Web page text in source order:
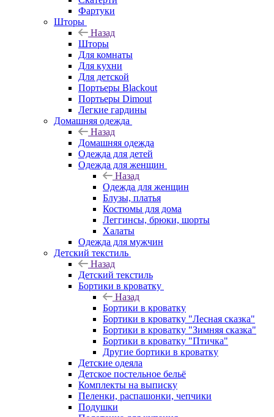
Фартуки
Шторы
Назад
Шторы
Для комнаты
Для кухни
Для детской
Портьеры Blackout
Портьеры Dimout
Легкие гардины
Домашняя одежда
Назад
Домашняя одежда
Одежда для детей
Одежда для женщин
Назад
Одежда для женщин
Блузы, платья
Костюмы для дома
Леггинсы, брюки, шорты
Халаты
Одежда для мужчин
Детский текстиль
Назад
Детский текстиль
Бортики в кроватку
Назад
Бортики в кроватку
Бортики в кроватку "Лесная сказка"
Бортики в кроватку "Зимняя сказка"
Бортики в кроватку "Птичка"
Другие бортики в кроватку
Детские одеяла
Детское постельное бельё
Комплекты на выписку
Пеленки, распашонки, чепчики
Подушки